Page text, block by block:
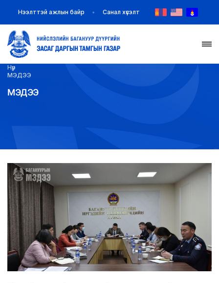
НҮҮР
ТАНИЛЦУУЛГА
ЗАХИРАМЖ ШИЙДВЭР
ИЛ ТОД БАЙДАЛ
LEGAL.INFO
АВЛИГА МЭДЭЭ
Нээлттэй ажлын байр Санал хүсэлт
Нүүр
МЭДЭЭ
МЭДЭЭ